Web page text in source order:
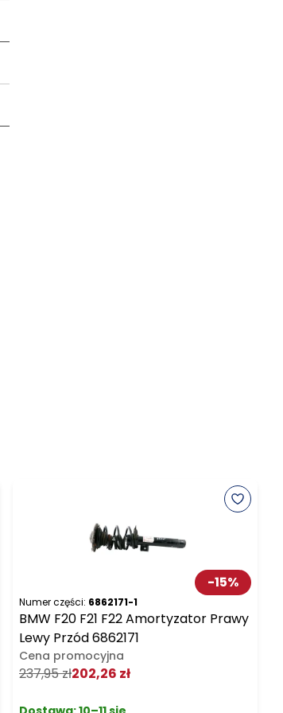
-15%
Numer części: 6862171-1
BMW F20 F21 F22 Amortyzator Prawy
Lewy Przód 6862171
Cena promocyjna
237,95 zł202,26 zł